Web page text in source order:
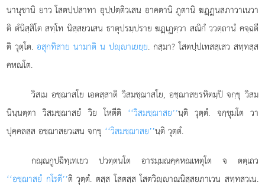
นานุชานิ ยาว โสตปฺปสาทา อุปฺปตฺติวเสน อาคตานิ ภูตานิ ฆฏฺฏนสภาวาเนวา
ติ ตํนิสฺสิโต สทฺโท นิสฺสยวเสน ธาตุปรมฺปราย ฆฏฺเฏตฺวา สณิกํ ววตฺถานํ คจฺฉตี
ติ วุตฺโต.อสุกทิสาย นามาติ น ปฺาเยยฺย. กสฺมา? โสตปฺปเทสสฺเสว สทฺทสฺส
คหณโต.
วิสเม อชฺฌาสโย เอตสฺสาติ วิสมชฺฌาสโย, อชฺฌาสยรหิตมฺปิ จกฺขุ วิสม
นินฺนตฺตา วิสมชฺฌาสยํ วิย โหตีติ ‘‘วิสมชฺฌาสย’’นฺติ วุตฺตํ. จกฺขุมโต วา
ปุคฺคลสฺส อชฺฌาสยวเสน จกฺขุ ‘‘วิสมชฺฌาสย’’นฺติ วุตฺตํ.
กณฺณกูปฉิทฺเทเยว ปวตฺตนโต อารมฺมณคฺคหณเหตุโต จ ตตฺเถว
‘‘อชฺฌาสยํ กโรตี’’ติ วุตฺตํ. ตสฺส โสตสฺส โสตวิฺาณนิสฺสยภาเวน สทฺทสวเน.